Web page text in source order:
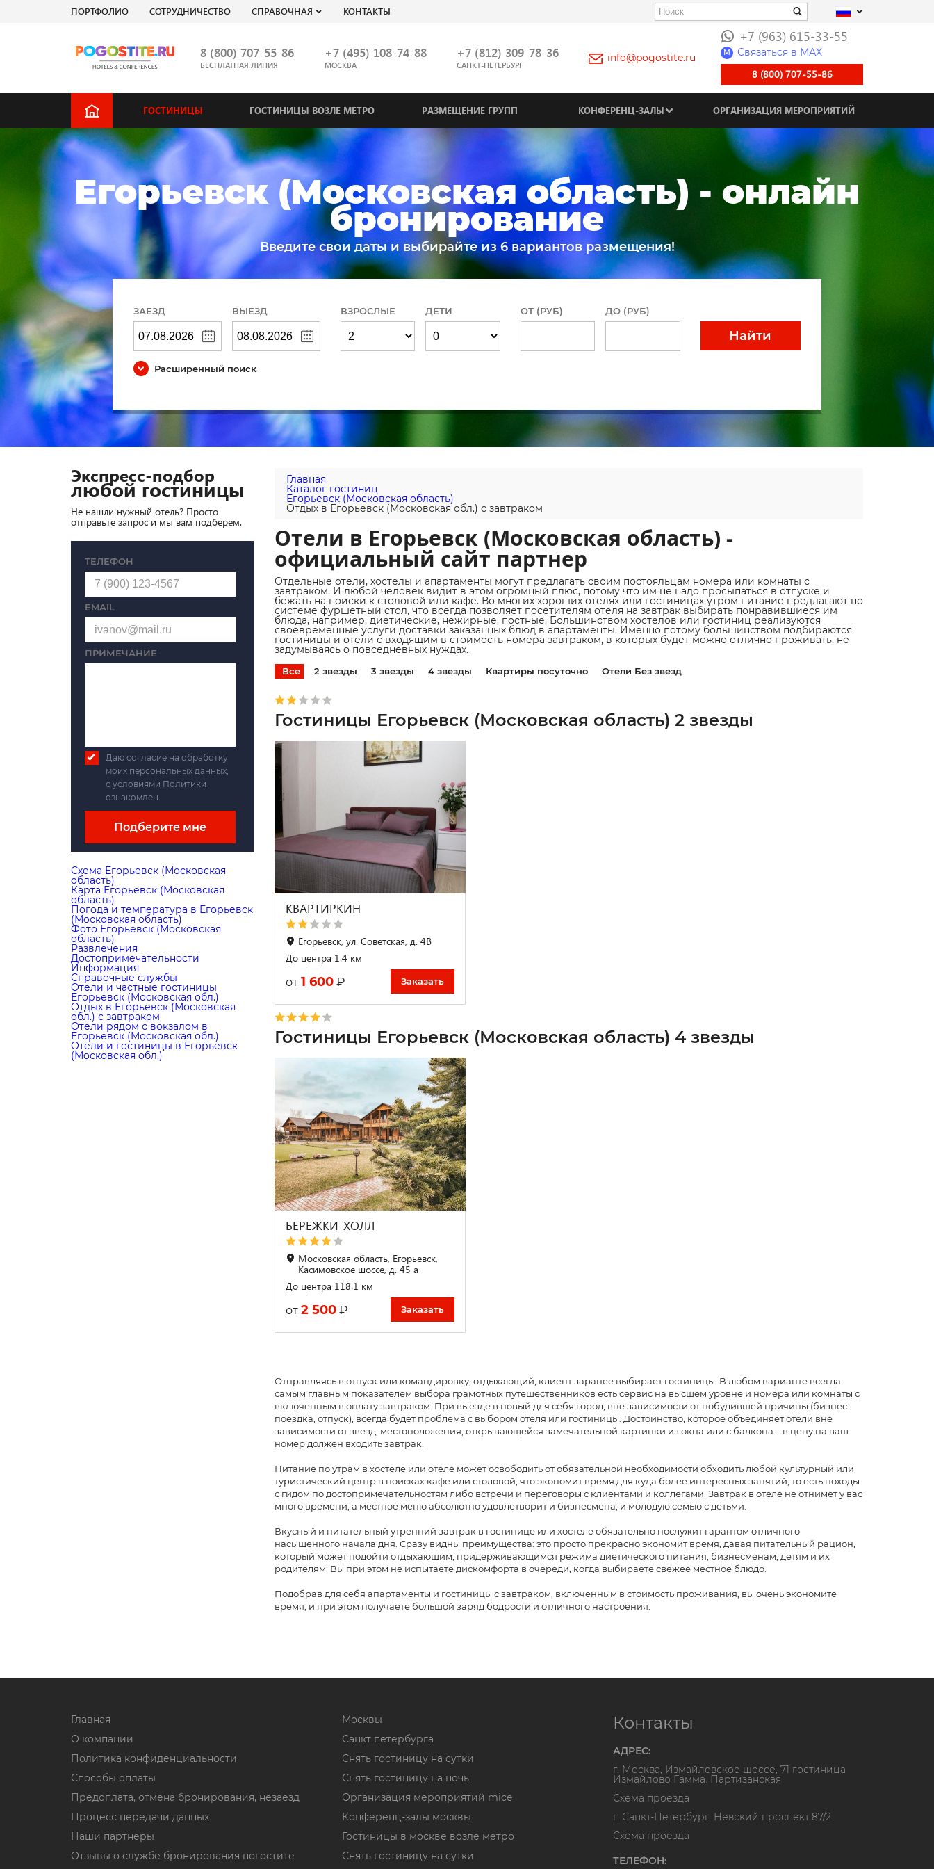
ПОРТФОЛИО СОТРУДНИЧЕСТВО СПРАВОЧНАЯ КОНТАКТЫ
8 (800) 707-55-86
БЕСПЛАТНАЯ ЛИНИЯ
+7 (495) 108-74-88
МОСКВА
+7 (812) 309-78-36
САНКТ-ПЕТЕРБУРГ
info@pogostite.ru
+7 (963) 615-33-55
M Связаться в МАХ
8 (800) 707-55-86
ГОСТИНИЦЫ ГОСТИНИЦЫ ВОЗЛЕ МЕТРО РАЗМЕЩЕНИЕ ГРУПП КОНФЕРЕНЦ-ЗАЛЫ ОРГАНИЗАЦИЯ МЕРОПРИЯТИЙ
Егорьевск (Московская область) - онлайн
бронирование
Введите свои даты и выбирайте из 6 вариантов размещения!
ЗАЕЗД ВЫЕЗД ВЗРОСЛЫЕ ДЕТИ ОТ (РУБ) ДО (РУБ)
Найти
Расширенный поиск
Главная
Каталог гостиниц
Егорьевск (Московская область)
Отдых в Егорьевск (Московская обл.) с завтраком
Отели в Егорьевск (Московская область) -
официальный сайт партнер
Отдельные отели, хостелы и апартаменты могут предлагать своим постояльцам номера или комнаты с
завтраком. И любой человек видит в этом огромный плюс, потому что им не надо просыпаться в отпуске и
бежать на поиски к столовой или кафе. Во многих хороших отелях или гостиницах утром питание предлагают по
системе фуршетный стол, что всегда позволяет посетителям отеля на завтрак выбирать понравившиеся им
блюда, например, диетические, нежирные, постные. Большинством хостелов или гостиниц реализуются
своевременные услуги доставки заказанных блюд в апартаменты. Именно потому большинством подбираются
гостиницы и отели с входящим в стоимость номера завтраком, в которых будет можно отлично проживать, не
задумываясь о повседневных нуждах.
Все 2 звезды 3 звезды 4 звезды Квартиры посуточно Отели Без звезд
Гостиницы Егорьевск (Московская область) 2 звезды
КВАРТИРКИН
Егорьевск, ул. Советская, д. 4В
До центра 1.4 км
от 1 600 ₽ Заказать
Гостиницы Егорьевск (Московская область) 4 звезды
БЕРЕЖКИ-ХОЛЛ
Московская область, Егорьевск,
Касимовское шоссе, д. 45 а
До центра 118.1 км
от 2 500 ₽ Заказать
Отправляясь в отпуск или командировку, отдыхающий, клиент заранее выбирает гостиницы. В любом варианте всегда
самым главным показателем выбора грамотных путешественников есть сервис на высшем уровне и номера или комнаты с
включенным в оплату завтраком. При выезде в новый для себя город, вне зависимости от побудившей причины (бизнес-
поездка, отпуск), всегда будет проблема с выбором отеля или гостиницы. Достоинство, которое объединяет отели вне
зависимости от звезд, местоположения, открывающейся замечательной картинки из окна или с балкона – в цену на ваш
номер должен входить завтрак.
Питание по утрам в хостеле или отеле может освободить от обязательной необходимости обходить любой культурный или
туристический центр в поисках кафе или столовой, что экономит время для куда более интересных занятий, то есть походы
с гидом по достопримечательностям либо встречи и переговоры с клиентами и коллегами. Завтрак в отеле не отнимет у вас
много времени, а местное меню абсолютно удовлетворит и бизнесмена, и молодую семью с детьми.
Вкусный и питательный утренний завтрак в гостинице или хостеле обязательно послужит гарантом отличного
насыщенного начала дня. Сразу видны преимущества: это просто прекрасно экономит время, давая питательный рацион,
который может подойти отдыхающим, придерживающимся режима диетического питания, бизнесменам, детям и их
родителям. Вы при этом не испытаете дискомфорта в очереди, когда выбираете свежее местное блюдо.
Подобрав для себя апартаменты и гостиницы с завтраком, включенным в стоимость проживания, вы очень экономите
время, и при этом получаете большой заряд бодрости и отличного настроения.
Экспресс-подбор
любой гостиницы
Не нашли нужный отель? Просто
отправьте запрос и мы вам подберем.
ТЕЛЕФОН
EMAIL
ПРИМЕЧАНИЕ
Даю согласие на обработку
моих персональных данных,
с условиями Политики
ознакомлен.
Подберите мне
Схема Егорьевск (Московская
область)
Карта Егорьевск (Московская
область)
Погода и температура в Егорьевск
(Московская область)
Фото Егорьевск (Московская
область)
Развлечения
Достопримечательности
Информация
Справочные службы
Отели и частные гостиницы
Егорьевск (Московская обл.)
Отдых в Егорьевск (Московская
обл.) с завтраком
Отели рядом с вокзалом в
Егорьевск (Московская обл.)
Отели и гостиницы в Егорьевск
(Московская обл.)
Главная
О компании
Политика конфиденциальности
Способы оплаты
Предоплата, отмена бронирования, незаезд
Процесс передачи данных
Наши партнеры
Отзывы о службе бронирования погостите
Москвы
Санкт петербурга
Снять гостиницу на сутки
Снять гостиницу на ночь
Организация мероприятий mice
Конференц-залы москвы
Гостиницы в москве возле метро
Снять гостиницу на сутки
Контакты
АДРЕС:
г. Москва, Измайловское шоссе, 71 гостиница
Измайлово Гамма. Партизанская
Схема проезда
г. Санкт-Петербург, Невский проспект 87/2
Схема проезда
ТЕЛЕФОН: